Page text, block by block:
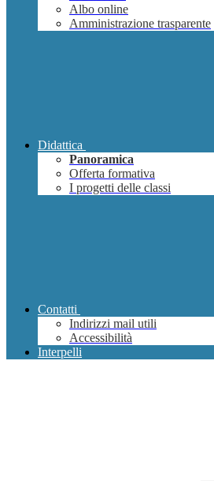
Albo online
Amministrazione trasparente
Didattica
Panoramica
Offerta formativa
I progetti delle classi
Contatti
Indirizzi mail utili
Accessibilità
Interpelli